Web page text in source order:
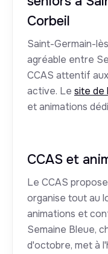
Corbeil
Saint-Germain-
agréable entre
CCAS attentif
active. Le site de
et animations
CCAS et
Le CCAS
organise tout au
animations et
Semaine Bleue,
d'octobre, met à